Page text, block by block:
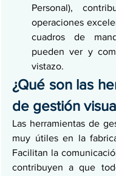
Personal),
operaciones
cuadros de
pueden ver y
vistazo.
¿Qué son las
de gestión
Las herramientas de
muy útiles en la
Facilitan la
contribuyen a que